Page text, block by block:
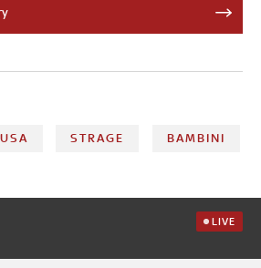
il dibattito sul controllo delle
USA STRAGE BAMBINI
LIVE